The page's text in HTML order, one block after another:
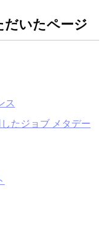
だいたページ
ス
たジョブ メタデー